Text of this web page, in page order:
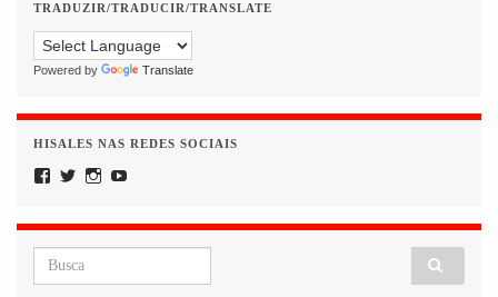
TRADUZIR/TRADUCIR/TRANSLATE
Powered by Translate
HISALES NAS REDES SOCIAIS
Facebook
TwitterInstagram
Search for: